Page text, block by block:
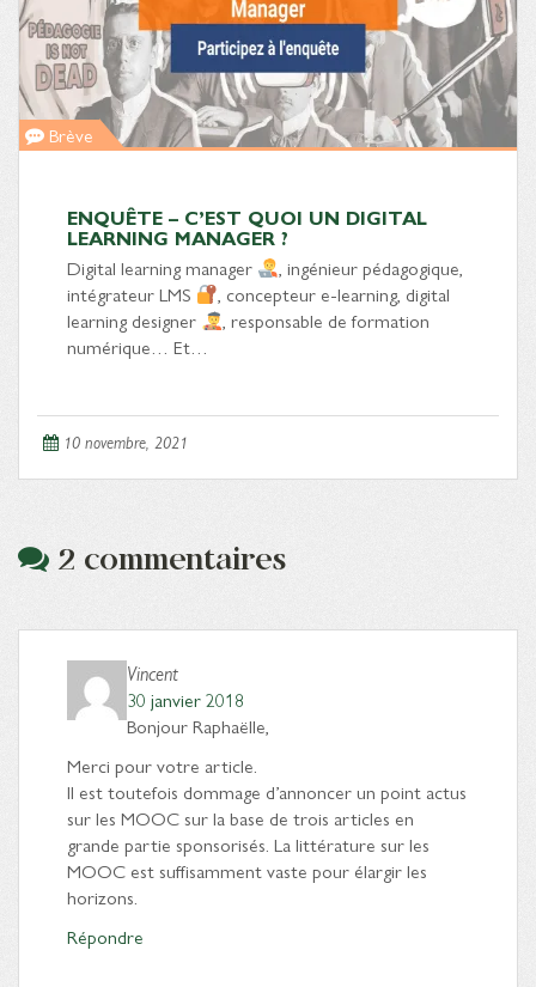
Brève
ENQUÊTE – C’EST QUOI UN DIGITAL
LEARNING MANAGER ?
Digital learning manager
, ingénieur pédagogique,
intégrateur LMS
, concepteur e-learning, digital
learning designer
, responsable de formation
numérique… Et…
10 novembre, 2021
2 commentaires
Vincent
30 janvier 2018
Bonjour Raphaëlle,
Merci pour votre article.
Il est toutefois dommage d’annoncer un point actus
sur les MOOC sur la base de trois articles en
grande partie sponsorisés. La littérature sur les
MOOC est suffisamment vaste pour élargir les
horizons.
Répondre